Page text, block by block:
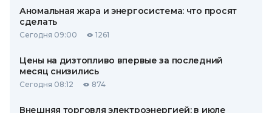
Аномальная жара и энергосистема: что просят
сделать
Сегодня 09:00 1261
Цены на дизтопливо впервые за последний
месяц снизились
Сегодня 08:12 874
Внешняя торговля электроэнергией: в июле